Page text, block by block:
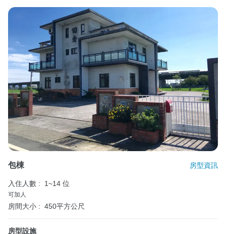
包棟 房型資訊
入住人數 : 1~14 位
可加人
房間大小 : 450平方公尺
房型設施